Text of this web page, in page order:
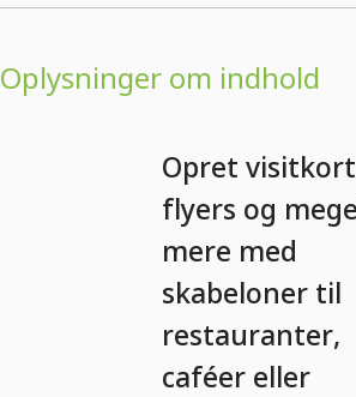
Oplysninger om indhold
Opret
flyers og
mere med
skabeloner til
restauranter,
caféer eller